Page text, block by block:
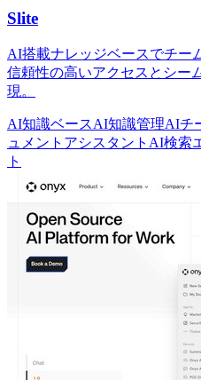
Slite
AI搭載ナレッジベースでチー
信頼性の高いアクセスとシー
現。
AI知識ベースAI知識管理AIチ
ュメントアシスタント AI検索
ト